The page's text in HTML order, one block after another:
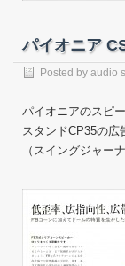
パイオニア
Posted by audio
パイオニアのスピ
スタンドCP35の広
（スイングジャー